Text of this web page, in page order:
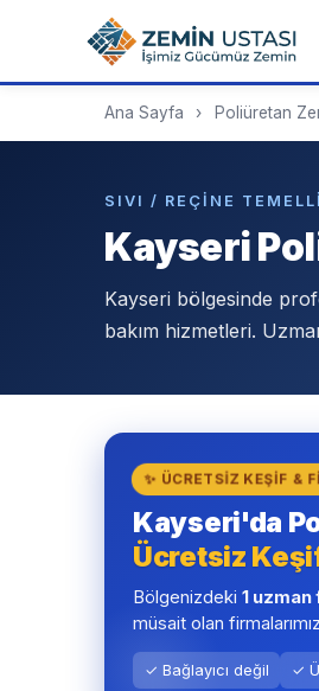
Ana Sayfa › Poliüretan
SIVI / REÇINE
Kayseri
Kayseri bölgesinde
bakım hizmetleri.
✨ ÜCRETSIZ KEŞIF &
Kayseri'da
Ücretsiz
Bölgenizdeki 1
müsait olan
✓ Bağlayıcı değil ✓